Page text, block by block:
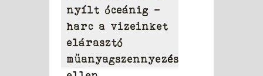
nyílt óceánig –
harc a vizeinket
elárasztó
műanyagszennyezés